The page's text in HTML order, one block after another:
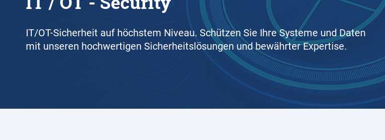
IT/OT-Sicherheit auf höchstem Niveau. Schützen Sie Ihre Systeme und Daten
mit unseren hochwertigen Sicherheitslösungen und bewährter Expertise.